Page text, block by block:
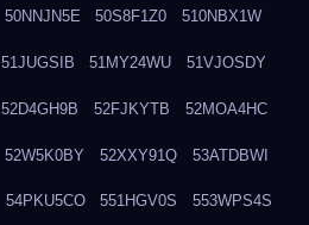
50NNJN5E 50S8F1Z0 510NBX1W
51JUGSIB 51MY24WU 51VJOSDY
52D4GH9B 52FJKYTB 52MOA4HC
52W5K0BY 52XXY91Q 53ATDBWI
54PKU5CO 551HGV0S 553WPS4S